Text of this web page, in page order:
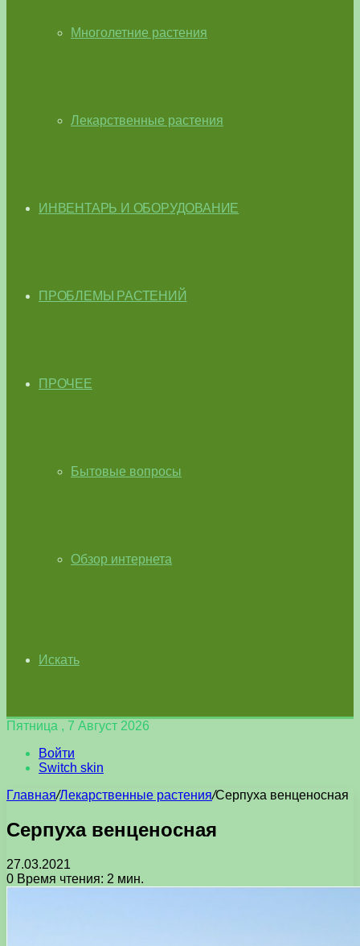
Многолетние растения
Лекарственные растения
ИНВЕНТАРЬ И ОБОРУДОВАНИЕ
ПРОБЛЕМЫ РАСТЕНИЙ
ПРОЧЕЕ
Бытовые вопросы
Обзор интернета
Искать
Пятница , 7 Август 2026
Войти
Switch skin
Главная/Лекарственные растения/Серпуха венценосная
Серпуха венценосная
27.03.2021
0 Время чтения: 2 мин.